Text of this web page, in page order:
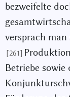
bezweifelte
versprach
[261]
Betriebe